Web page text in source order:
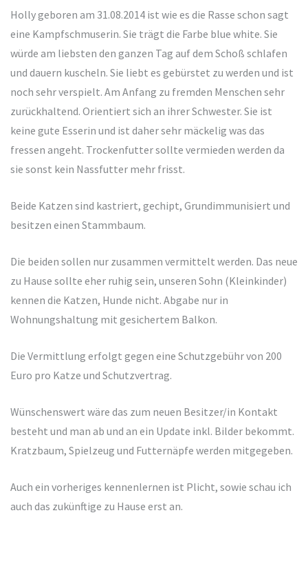
Holly geboren am 31.08.2014 ist wie es die Rasse schon sagt
eine Kampfschmuserin. Sie trägt die Farbe blue white. Sie
würde am liebsten den ganzen Tag auf dem Schoß schlafen
und dauern kuscheln. Sie liebt es gebürstet zu werden und ist
noch sehr verspielt. Am Anfang zu fremden Menschen sehr
zurückhaltend. Orientiert sich an ihrer Schwester. Sie ist
keine gute Esserin und ist daher sehr mäckelig was das
fressen angeht. Trockenfutter sollte vermieden werden da
sie sonst kein Nassfutter mehr frisst.
Beide Katzen sind kastriert, gechipt, Grundimmunisiert und
besitzen einen Stammbaum.
Die beiden sollen nur zusammen vermittelt werden. Das neue
zu Hause sollte eher ruhig sein, unseren Sohn (Kleinkinder)
kennen die Katzen, Hunde nicht. Abgabe nur in
Wohnungshaltung mit gesichertem Balkon.
Die Vermittlung erfolgt gegen eine Schutzgebühr von 200
Euro pro Katze und Schutzvertrag.
Wünschenswert wäre das zum neuen Besitzer/in Kontakt
besteht und man ab und an ein Update inkl. Bilder bekommt.
Kratzbaum, Spielzeug und Futternäpfe werden mitgegeben.
Auch ein vorheriges kennenlernen ist Plicht, sowie schau ich
auch das zukünftige zu Hause erst an.